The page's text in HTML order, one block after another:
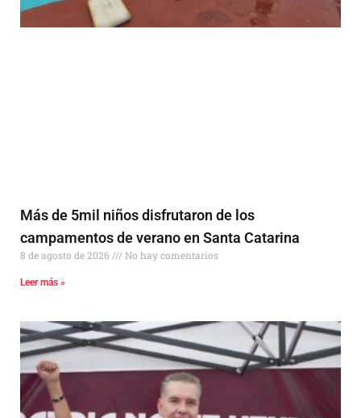
Más de 5mil niños disfrutaron de los
campamentos de verano en Santa Catarina
8 de agosto de 2026 No hay comentarios
Leer más »